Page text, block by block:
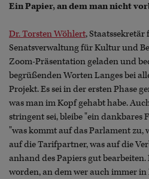
Ein Papier, an dem man nicht
Dr. Torsten Wöhlert,
Senatsverwaltung für Kultur und
Zoom-Präsentation geladen und
begrüßenden Worten Langes bei
Projekt. Es sei in der ersten Phase
was man im Kopf gehabt habe.
stringent sei, bleibe "ein dankbares
"was kommt auf das Parlament zu,
auf die Tarifpartner, was auf die
anhand des Papiers gut
worden, an dem wer auch immer in